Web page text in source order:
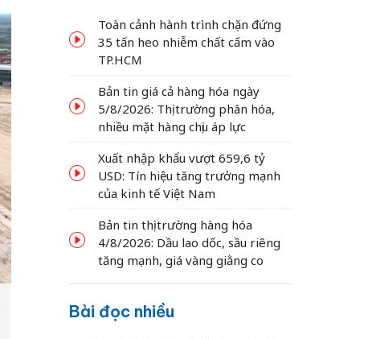
Toàn cảnh hành trình chặn đứng
35 tấn heo nhiễm chất cấm vào
TP.HCM
Bản tin giá cả hàng hóa ngày
5/8/2026: Thị trường phân hóa,
nhiều mặt hàng chịu áp lực
Xuất nhập khẩu vượt 659,6 tỷ
USD: Tín hiệu tăng trưởng mạnh
của kinh tế Việt Nam
Bản tin thị trường hàng hóa
4/8/2026: Dầu lao dốc, sầu riêng
tăng mạnh, giá vàng giằng co
Bài đọc nhiều